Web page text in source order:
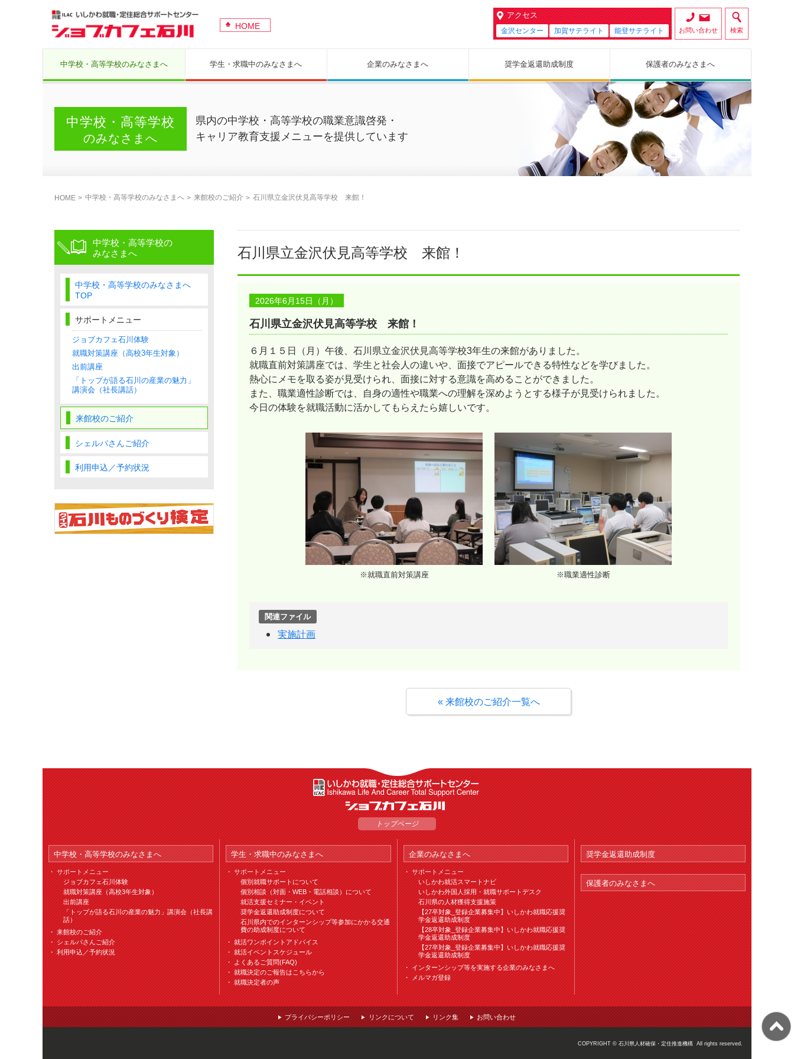
中学校・高等学校のみなさまへ 学生・求職中のみなさまへ 企業のみなさまへ 奨学金返還助成制度 保護者のみなさまへ
HOME
アクセス
金沢センター 加賀サテライト 能登サテライト お問い合わせ 検索
中学校・高等学校
のみなさまへ
県内の中学校・高等学校の職業意識啓発・
キャリア教育支援メニューを提供しています
HOME 中学校・高等学校のみなさまへ 来館校のご紹介 石川県立金沢伏見高等学校 来館！
石川県立金沢伏見高等学校 来館！
2026年6月15日（月）
石川県立金沢伏見高等学校 来館！
６月１５日（月）午後、石川県立金沢伏見高等学校3年生の来館がありました。
就職直前対策講座では、学生と社会人の違いや、面接でアピールできる特性などを学びました。
熱心にメモを取る姿が見受けられ、面接に対する意識を高めることができました。
また、職業適性診断では、自身の適性や職業への理解を深めようとする様子が見受けられました。
今日の体験を就職活動に活かしてもらえたら嬉しいです。
※就職直前対策講座 ※職業適性診断
関連ファイル
実施計画
« 来館校のご紹介一覧へ
中学校・高等学校の
みなさまへ
中学校・高等学校のみなさまへ
TOP
サポートメニュー
ジョブカフェ石川体験
就職対策講座（高校3年生対象）
出前講座
「トップが語る石川の産業の魅力」
講演会（社長講話）
来館校のご紹介
シェルパさんご紹介
利用申込／予約状況
トップページ
中学校・高等学校のみなさまへ
サポートメニュー
ジョブカフェ石川体験
就職対策講座（高校3年生対象）
出前講座
「トップが語る石川の産業の魅力」講演会（社長講
話）
来館校のご紹介
シェルパさんご紹介
利用申込／予約状況
学生・求職中のみなさまへ
サポートメニュー
個別就職サポートについて
個別相談（対面・WEB・電話相談）について
就活支援セミナー・イベント
奨学金返還助成制度について
石川県内でのインターンシップ等参加にかかる交通
費の助成制度について
就活ワンポイントアドバイス
就活イベントスケジュール
よくあるご質問(FAQ)
就職決定のご報告はこちらから
就職決定者の声
企業のみなさまへ
サポートメニュー
いしかわ就活スマートナビ
いしかわ外国人採用・就職サポートデスク
石川県の人材獲得支援施策
【27卒対象_登録企業募集中】いしかわ就職応援奨
学金返還助成制度
【28卒対象_登録企業募集中】いしかわ就職応援奨
学金返還助成制度
【27卒対象_登録企業募集中】いしかわ就職応援奨
学金返還助成制度
インターンシップ等を実施する企業のみなさまへ
メルマガ登録
奨学金返還助成制度
保護者のみなさまへ
プライバシーポリシー リンクについて リンク集 お問い合わせ
COPYRIGHT © 石川県人材確保・定住推進機構 All rights reserved.